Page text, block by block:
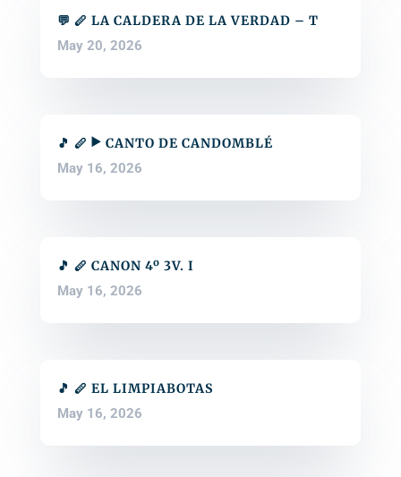
💬 🪈 LA CALDERA DE LA VERDAD – T
May 20, 2026
🎵 🪈 ▶️ CANTO DE CANDOMBLÉ
May 16, 2026
🎵 🪈 CANON 4º 3V. I
May 16, 2026
🎵 🪈 EL LIMPIABOTAS
May 16, 2026